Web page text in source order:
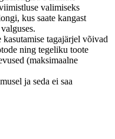
valimiseks
kus saate kangast
tagajärjel võivad
ning tegeliku toote
(maksimaalne
ja seda ei saa